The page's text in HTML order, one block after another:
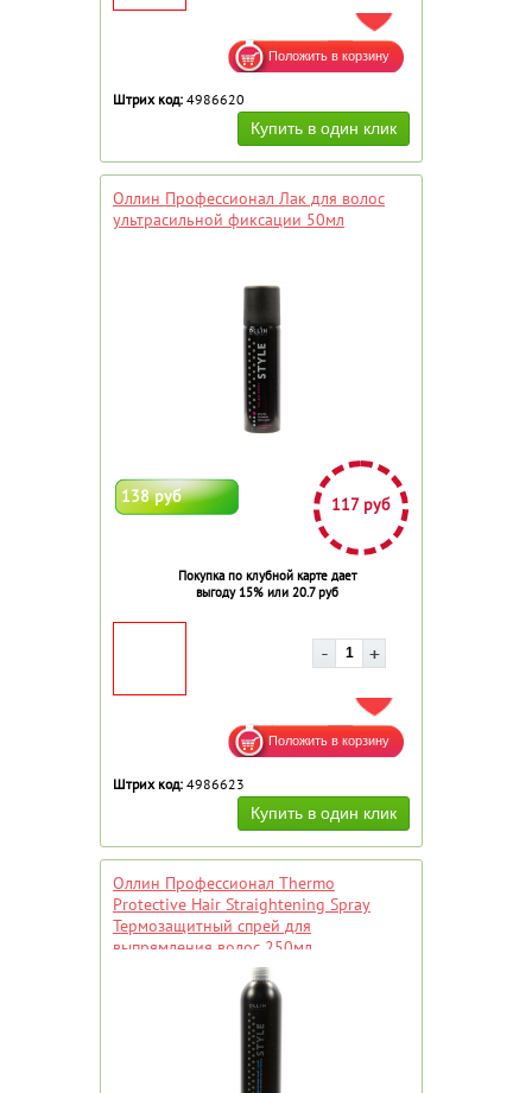
ДОБАВИТЬ В ИЗБРАННОЕ
Штрих код: 4986620
Оллин Профессионал Лак для волос
ультрасильной фиксации 50мл
138 руб 117 руб
Покупка по клубной карте дает
выгоду 15% или 20.7 руб
ДОБАВИТЬ В ИЗБРАННОЕ
Штрих код: 4986623
Оллин Профессионал Thermo
Protective Hair Straightening Spray
Термозащитный спрей для
выпрямления волос 250мл